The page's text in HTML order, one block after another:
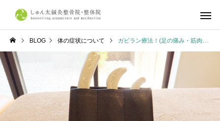
しゅん太式整体
BLOG 体の症状について ガビラン療法！(足の痛み・筋肉痛・肉離れなどに)